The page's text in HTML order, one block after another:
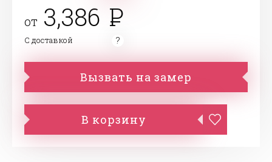
от 3,386
С доставкой
Вызвать на замер
В корзину